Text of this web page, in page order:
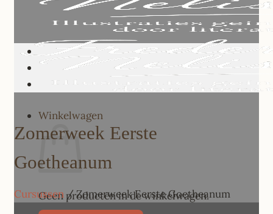
Winkelwagen
Geen producten in de winkelwagen.
Zomerweek Eerste
Goetheanum
Cursussen/Zomerweek Eerste Goetheanum